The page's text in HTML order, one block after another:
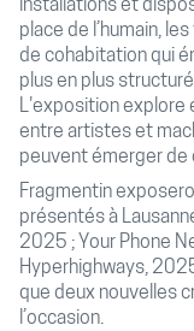
installations et
place de l’humain,
de cohabitation qui
plus en plus
L'exposition explore
entre artistes et
peuvent émerger de
Fragmentin
présentés à
2025 ; Your Phone
Hyperhighways,
que deux nouvelles
l’occasion.